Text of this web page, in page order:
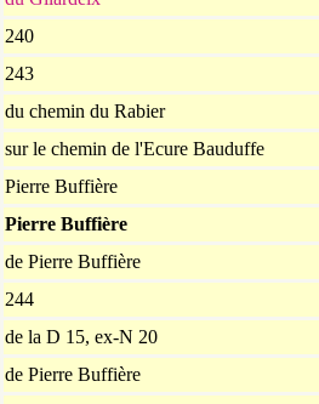
240
243
du chemin du Rabier
sur le chemin de l'Ecure Bauduffe
Pierre Buffière
Pierre Buffière
de Pierre Buffière
244
de la D 15, ex-N 20
de Pierre Buffière